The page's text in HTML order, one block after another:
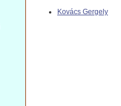
Kovács Gergely